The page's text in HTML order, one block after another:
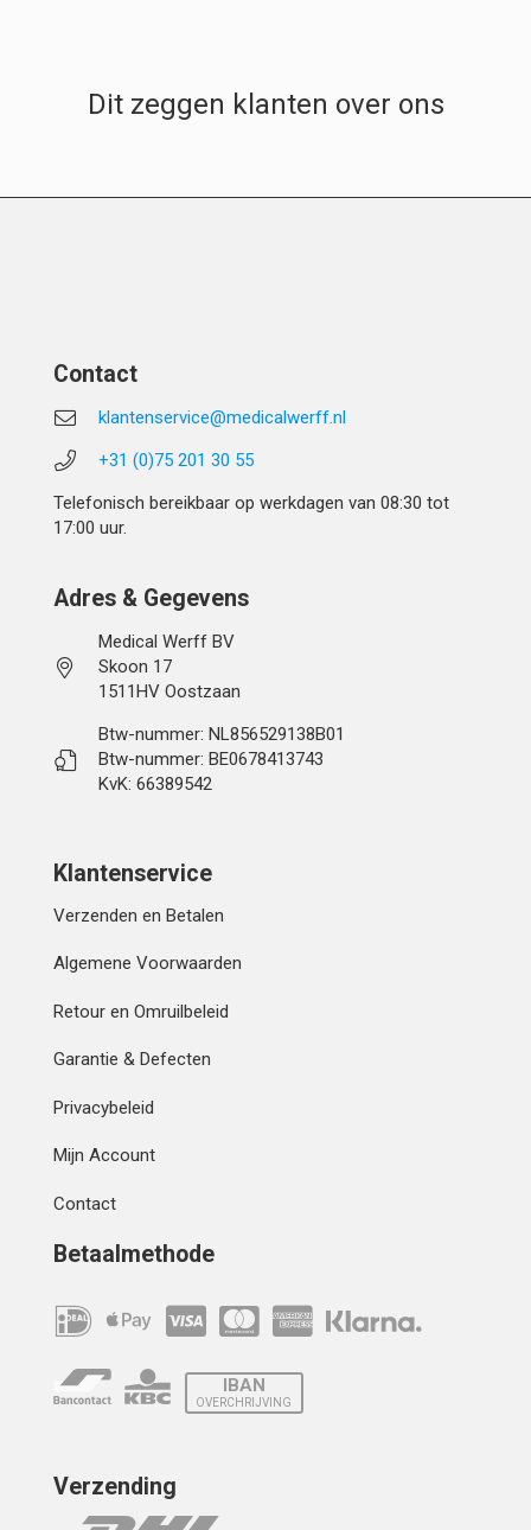
Dit zeggen klanten over ons
Contact
klantenservice@medicalwerff.nl
+31 (0)75 201 30 55
Telefonisch bereikbaar op werkdagen van 08:30 tot
17:00 uur.
Adres & Gegevens
Medical Werff BV
Skoon 17
1511HV Oostzaan
Btw-nummer: NL856529138B01
Btw-nummer: BE0678413743
KvK: 66389542
Klantenservice
Verzenden en Betalen
Algemene Voorwaarden
Retour en Omruilbeleid
Garantie & Defecten
Privacybeleid
Mijn Account
Contact
Betaalmethode
IBAN
OVERCHRIJVING
Verzending